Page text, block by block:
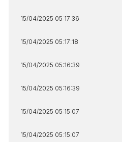
15/04/2025 05:17:36
15/04/2025 05:17:18
15/04/2025 05:16:39
15/04/2025 05:16:39
15/04/2025 05:15:07
15/04/2025 05:15:07